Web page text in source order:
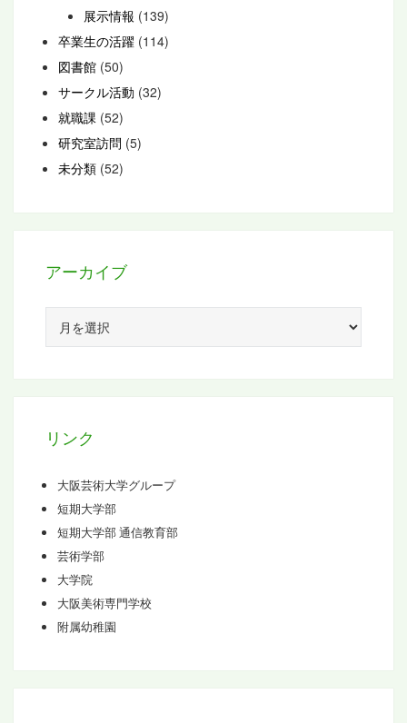
展示情報 (139)
卒業生の活躍 (114)
図書館 (50)
サークル活動 (32)
就職課 (52)
研究室訪問 (5)
未分類 (52)
アーカイブ
カ
リンク
大阪芸術大学グループ
短期大学部
短期大学部 通信教育部
芸術学部
大学院
大阪美術専門学校
附属幼稚園